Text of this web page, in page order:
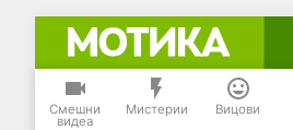
Смешни
видеа
Мистерии Вицови